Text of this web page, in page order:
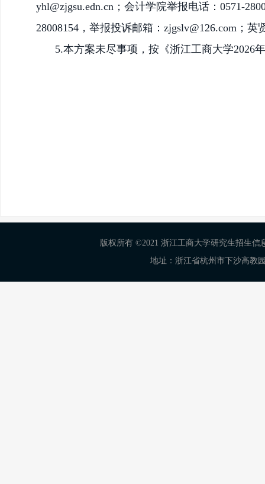
yhl@zjgsu.edn.cn；会计学院举报电话：0571-
28008154，举报投诉邮箱：zjgslv@126.com；
5.本方案未尽事项，按《浙江工商大学2026
版权所有 ©2021 浙江工商大学研究生招生信
地址：浙江省杭州市下沙高教